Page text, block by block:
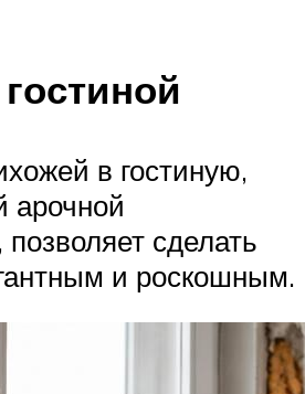
в гостиную,
позволяет сделать
и роскошным.